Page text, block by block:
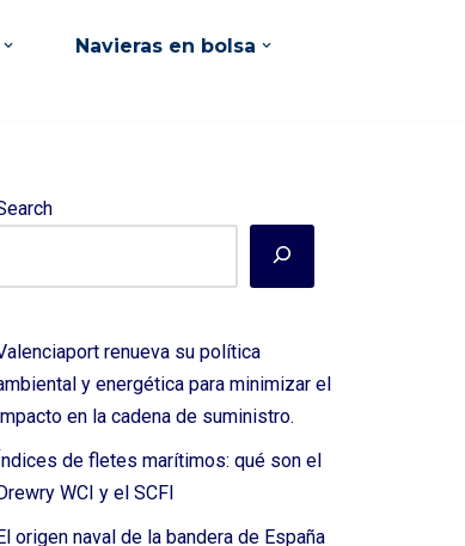
Navieras en bolsa
renueva su política
y energética para minimizar el
en la cadena de suministro.
de fletes marítimos: qué son el
WCI y el SCFI
origen naval de la bandera de España